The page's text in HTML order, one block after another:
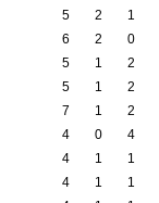
5 2 1
6 2 0
5 1 2
5 1 2
7 1 2
4 0 4
4 1 1
4 1 1